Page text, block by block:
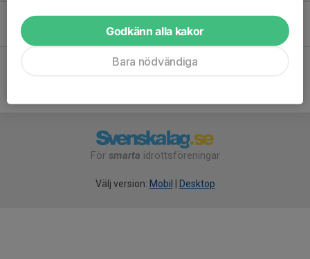
Välkomna till barngymnastiken!
20 feb, 16:36 0
För smarta idrottsföreningar
Välj version: Mobil | Desktop
Godkänn alla kakor
Bara nödvändiga